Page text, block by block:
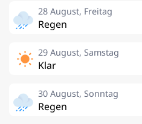
28 August, Freitag
Regen
29 August, Samstag
Klar
30 August, Sonntag
Regen